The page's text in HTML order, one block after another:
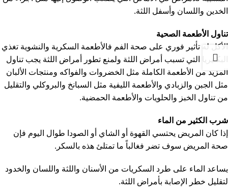
الخدين واللسان وأسفل اللثة.
تناول الأطعمة الصحية
الأكل له تأثير فوري على صحة الفم فالأطعمة السكرية والنشوية تغذي
البكتيريا التي تسبب أمراض اللثة ولمنع تطور أمراض اللثة يجب تناول
المزيد من الأطعمة الكاملة مثل الخضروات والفواكه ومنتجات الألبان
مثل الجبن والزبادي والأطعمة الليفية مثل السبانخ والبروكلي والتقليل
من تناول الخبز والحلويات والأطعمة الحمضية.
شرب الكثير من الماء
إذا كان المريض يحتسي القهوة أو الشاي أو الصودا طوال اليوم فإن
صحة المريض سوف تضر فغالباً ما تمتلئ هذه بالسكر.
يساعد الماء على طرد السكريات من الأسنان واللثة واللسان والخدود
لتقليل خطر الإصابة بأمراض اللثة.